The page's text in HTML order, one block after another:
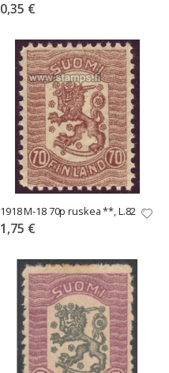
0,35 €
1918 M-18 70p ruskea **, L.82
1,75 €